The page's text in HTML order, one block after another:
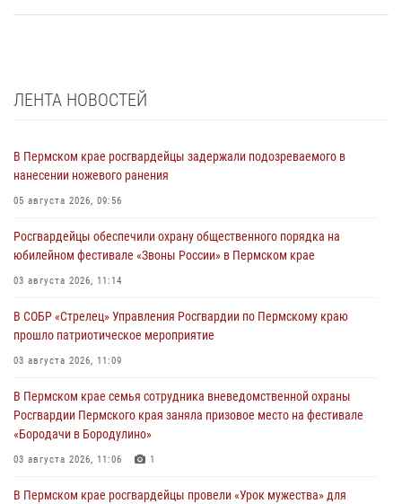
ЛЕНТА НОВОСТЕЙ
В Пермском крае росгвардейцы задержали подозреваемого в
нанесении ножевого ранения
05 августа 2026, 09:56
Росгвардейцы обеспечили охрану общественного порядка на
юбилейном фестивале «Звоны России» в Пермском крае
03 августа 2026, 11:14
В СОБР «Стрелец» Управления Росгвардии по Пермскому краю
прошло патриотическое мероприятие
03 августа 2026, 11:09
В Пермском крае семья сотрудника вневедомственной охраны
Росгвардии Пермского края заняла призовое место на фестивале
«Бородачи в Бородулино»
03 августа 2026, 11:06 1
В Пермском крае росгвардейцы провели «Урок мужества» для